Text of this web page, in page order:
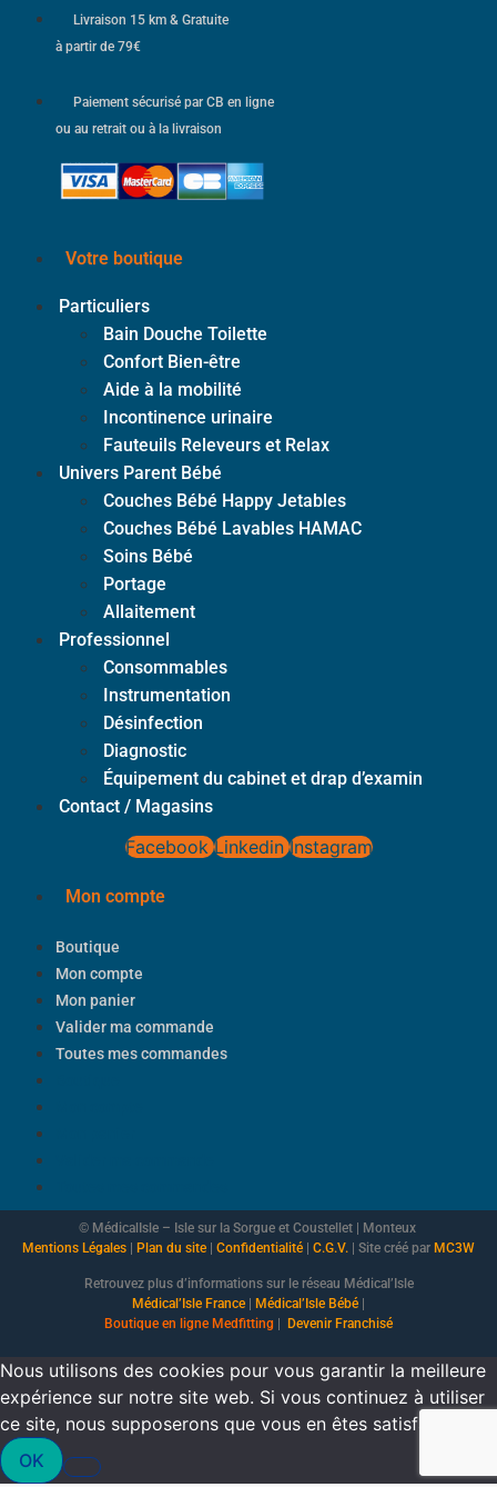
Livraison 15 km & Gratuite
à partir de 79€
Paiement sécurisé par CB en ligne
ou au retrait ou à la livraison
Votre boutique
Particuliers
Bain Douche Toilette
Confort Bien-être
Aide à la mobilité
Incontinence urinaire
Fauteuils Releveurs et Relax
Univers Parent Bébé
Couches Bébé Happy Jetables
Couches Bébé Lavables HAMAC
Soins Bébé
Portage
Allaitement
Professionnel
Consommables
Instrumentation
Désinfection
Diagnostic
Équipement du cabinet et drap d’examin
Contact / Magasins
Facebook Linkedin Instagram
Mon compte
Boutique
Mon compte
Mon panier
Valider ma commande
Toutes mes commandes
© MédicalIsle – Isle sur la Sorgue et Coustellet | Monteux
Mentions Légales | Plan du site | Confidentialité | C.G.V. | Site créé par MC3W
Retrouvez plus d’informations sur le réseau Médical’Isle
Médical’Isle France
Médical’Isle Bébé
Boutique en ligne Medfitting Devenir Franchisé
Nous utilisons des cookies pour vous garantir la meilleure
expérience sur notre site web. Si vous continuez à utiliser
ce site, nous supposerons que vous en êtes satisfait.
OK